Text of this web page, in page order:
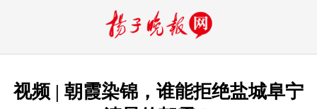
视频 | 朝霞染锦，谁能拒绝盐城阜宁